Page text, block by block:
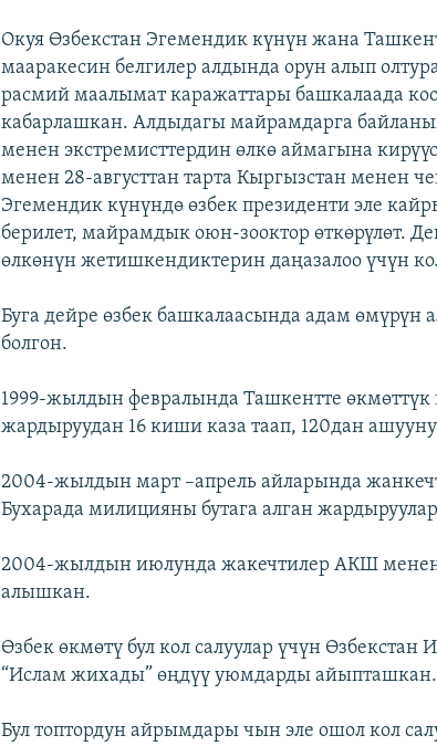
Окуя Өзбекстан Эгемендик күнүн жана
мааракесин белгилер алдында орун алып
расмий маалымат каражаттары башкалаада
кабарлашкан. Алдыдагы майрамдарга
менен экстремисттердин өлкө аймагына
менен 28-августтан тарта Кыргызстан менен
Эгемендик күнүндө өзбек президенти эле
берилет, майрамдык оюн-зооктор өткөрүлөт.
өлкөнүн жетишкендиктерин даңазалоо үчүн
Буга дейре өзбек башкалаасында адам өмүрүн
болгон.
1999-жылдын февралында Ташкентте өкмөттүк
жардыруудан 16 киши каза таап, 120дан
2004-жылдын март –апрель айларында
Бухарада милицияны бутага алган
2004-жылдын июлунда жакечтилер АКШ менен
алышкан.
Өзбек өкмөтү бул кол салуулар үчүн
“Ислам жихады” өңдүү уюмдарды айыпташкан.
Бул топтордун айрымдары чын эле ошол кол